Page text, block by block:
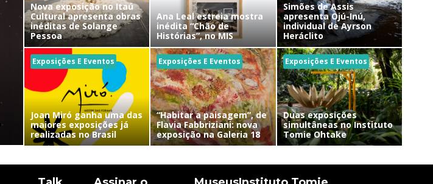
Nova exposição no Itaú
Cultural apresenta obras
inéditas de Solange
Pessoa
Ana Leal estreia mostra
inédita “Chão de
Histórias”, no MIS
Simões de Assis
apresenta Ojú-Inú,
individual de Ayrson
Heráclito
Exposições E Eventos
Joan Miró ganha uma das
maiores exposições já
realizadas no Brasil
Exposições E Eventos
“Habitar a paisagem”, de
Flavia Fabbriziani: nova
exposição na Galeria 18
Exposições E Eventos
Duas exposições
simultâneas no Instituto
Tomie Ohtake